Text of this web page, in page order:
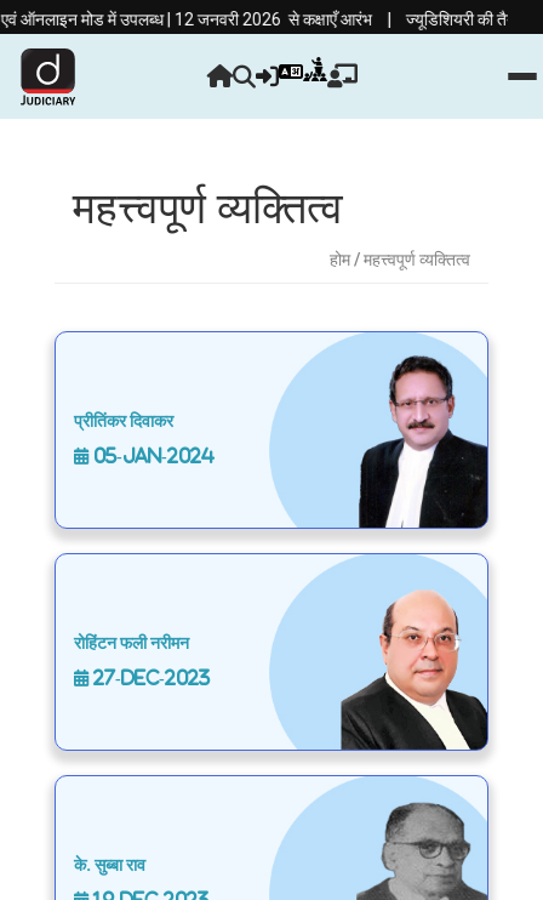
मोड में उपलब्ध | 12 जनवरी 2026 से कक्षाएँ आरंभ| ज्यूडिशियरी की तैयारी
महत्त्वपूर्ण व्यक्तित्व
होम/ महत्त्वपूर्ण व्यक्तित्व
प्रीतिंकर दिवाकर
05-Jan-2024
रोहिंटन फली नरीमन
27-Dec-2023
के. सुब्बा राव